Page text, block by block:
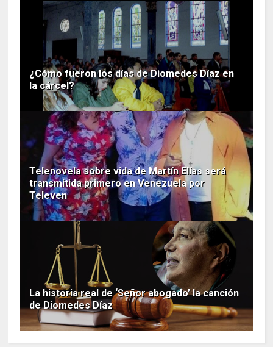
¿Cómo fueron los días de Diomedes Díaz en
la cárcel?
Telenovela sobre vida de Martín Elías será
transmitida primero en Venezuela por
Televen
La historia real de ‘Señor abogado’ la canción
de Diomedes Díaz